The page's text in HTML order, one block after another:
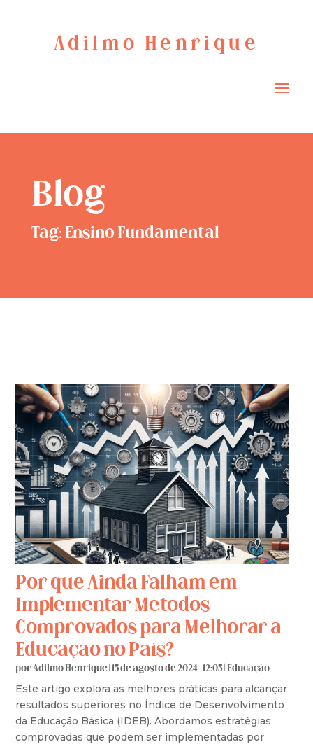
Adilmo Henrique
Blog
Tag: Ensino Fundamental
Por que Ainda Falham em
Implementar Métodos
Comprovados para Melhorar a
Educação no País?
porAdilmo Henrique 15 de agosto de 2024 - 12:03 |Educação
Este artigo explora as melhores práticas para alcançar
resultados superiores no Índice de Desenvolvimento
da Educação Básica (IDEB). Abordamos estratégias
comprovadas que podem ser implementadas por